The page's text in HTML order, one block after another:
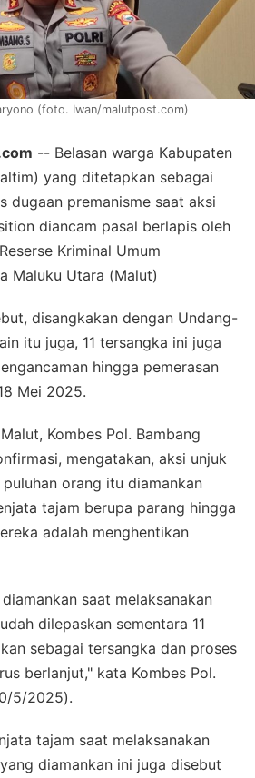
(foto. Iwan/malutpost.com)
-- Belasan warga Kabupaten
yang ditetapkan sebagai
dugaan premanisme saat aksi
diancam pasal berlapis oleh
Kriminal Umum
Maluku Utara (Malut)
disangkakan dengan Undang-
itu juga, 11 tersangka ini juga
hingga pemerasan
Mei 2025.
Kombes Pol. Bambang
mengatakan, aksi unjuk
orang itu diamankan
tajam berupa parang hingga
adalah menghentikan
saat melaksanakan
dilepaskan sementara 11
sebagai tersangka dan proses
berlanjut," kata Kombes Pol.
5/2025).
tajam saat melaksanakan
diamankan ini juga disebut